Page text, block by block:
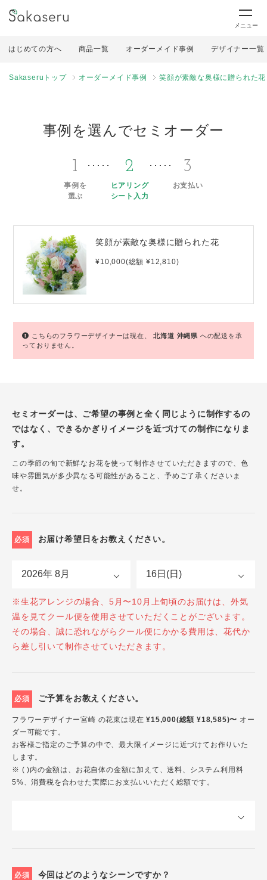
メニュー
はじめての方へ 商品一覧 オーダーメイド事例 デザイナー一覧
Sakaseruトップ オーダーメイド事例 笑顔が素敵な奥様に贈られた花
事例を選んでセミオーダー
1
事例を
選ぶ
2
ヒアリング
シート入力
3
お支払い
笑顔が素敵な奥様に贈られた花
¥10,000(総額 ¥12,810)
こちらのフラワーデザイナーは現在、北海道 沖縄県 への配送を承
っておりません。
セミオーダーは、ご希望の事例と全く同じように制作するの
ではなく、できるかぎりイメージを近づけての制作になりま
す。
この季節の旬で新鮮なお花を使って制作させていただきますので、色
味や雰囲気が多少異なる可能性があること、予めご了承くださいま
せ。
必須 お届け希望日をお教えください。
※生花アレンジの場合、5月〜10月上旬頃のお届けは、外気
温を見てクール便を使用させていただくことがございます。
その場合、誠に恐れながらクール便にかかる費用は、花代か
ら差し引いて制作させていただきます。
必須 ご予算をお教えください。
フラワーデザイナー宮崎 の花束は現在¥15,000(総額 ¥18,585)〜 オー
ダー可能です。
お客様ご指定のご予算の中で、最大限イメージに近づけてお作りいた
します。
※ ( )内の金額は、お花自体の金額に加えて、送料、システム利用料
5%、消費税を合わせた実際にお支払いいただく総額です。
必須 今回はどのようなシーンですか？